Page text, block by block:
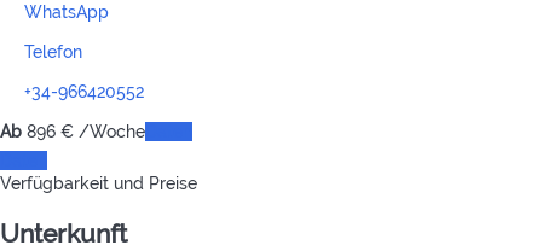
WhatsApp
Telefon
+34-966420552
Ab 896 € /Woche
Verfügbarkeit und Preise
Unterkunft